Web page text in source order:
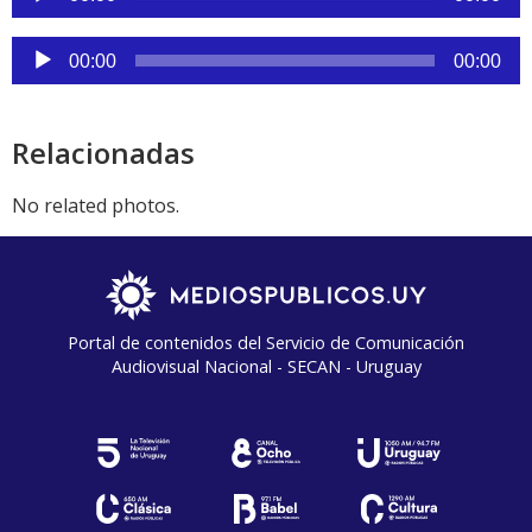
de
audio
Reproductor
de
00:00 00:00
Relacionadas
No related photos.
Portal de contenidos del Servicio de Comunicación
Audiovisual Nacional - SECAN - Uruguay